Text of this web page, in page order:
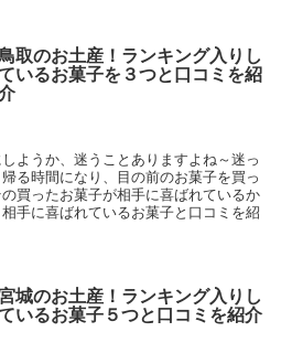
取のお土産！ランキング入りし
いるお菓子を３つと口コミを紹
ようか、迷うことありますよね～迷っ
る時間になり、目の前のお菓子を買っ
買ったお菓子が相手に喜ばれているか
手に喜ばれているお菓子と口コミを紹
城のお土産！ランキング入りし
いるお菓子５つと口コミを紹介